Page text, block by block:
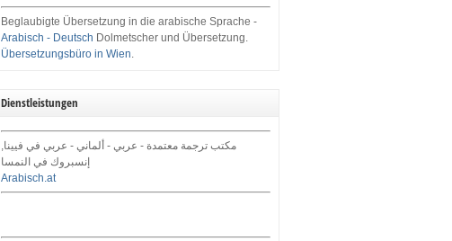
Beglaubigte Übersetzung in die arabische Sprache -
Arabisch - Deutsch Dolmetscher und Übersetzung.
Übersetzungsbüro in Wien.
Dienstleistungen
مكتب ترجمة معتمدة - عربي - ألماني - عربي في فيينا,
إنسبروك في النمسا
Arabisch.at